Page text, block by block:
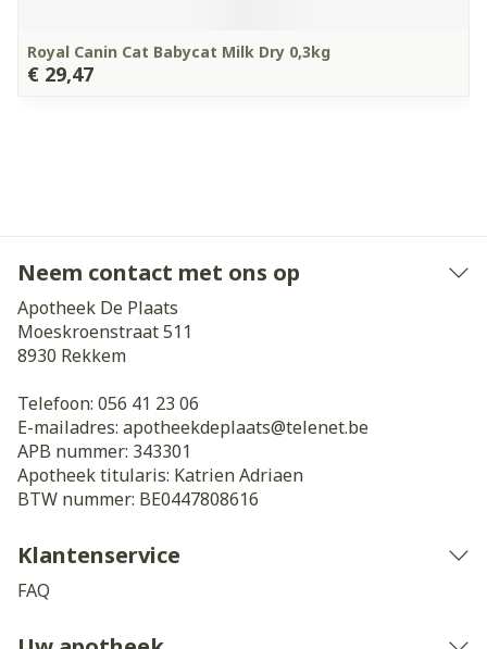
Royal Canin Cat Babycat Milk Dry 0,3kg
€ 29,47
Neem contact met ons op
Apotheek De Plaats
Moeskroenstraat 511
8930 Rekkem
Telefoon: 056 41 23 06
E-mailadres: apotheekdeplaats@telenet.be
APB nummer: 343301
Apotheek titularis: Katrien Adriaen
BTW nummer: BE0447808616
Klantenservice
FAQ